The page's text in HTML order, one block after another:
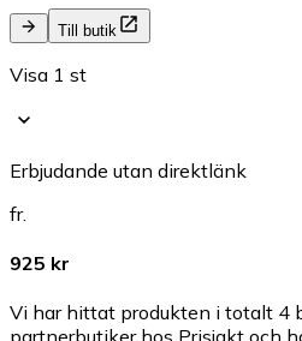
Till butik
Visa 1 st
Erbjudande utan direktlänk
fr.
925 kr
Vi har hittat produkten i totalt 4